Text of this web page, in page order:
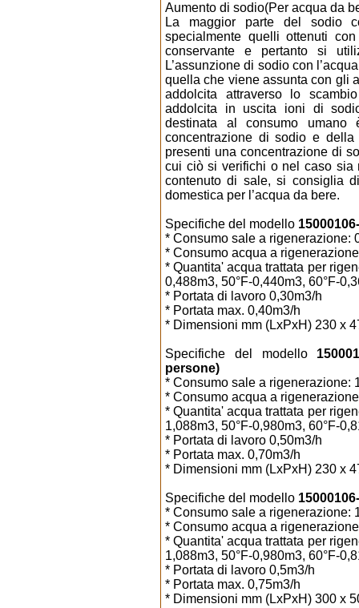
Aumento di sodio(Per acqua da
La maggior parte del sodio
specialmente quelli ottenuti
conservante e pertanto si
L’assunzione di sodio con
quella che viene assunta con gli
addolcita attraverso lo
addolcita in uscita ioni di
destinata al consumo
concentrazione di sodio e della
presenti una concentrazione di
cui ciò si verifichi o nel caso sia
contenuto di sale, si consiglia
domestica per l’acqua da bere.
Specifiche del modello
* Consumo sale a rigenerazione:
* Consumo acqua a
* Quantita' acqua trattata per
0,488m3, 50°F-0,440m3, 60°F-
* Portata di lavoro 0,30m3/h
* Portata max. 0,40m3/h
* Dimensioni mm (LxPxH) 230 x
Specifiche del modello
persone)
* Consumo sale a rigenerazione:
* Consumo acqua a
* Quantita' acqua trattata per
1,088m3, 50°F-0,980m3, 60°F-
* Portata di lavoro 0,50m3/h
* Portata max. 0,70m3/h
* Dimensioni mm (LxPxH) 230 x
Specifiche del modello
* Consumo sale a rigenerazione:
* Consumo acqua a
* Quantita' acqua trattata per
1,088m3, 50°F-0,980m3, 60°F-
* Portata di lavoro 0,5m3/h
* Portata max. 0,75m3/h
* Dimensioni mm (LxPxH) 300 x